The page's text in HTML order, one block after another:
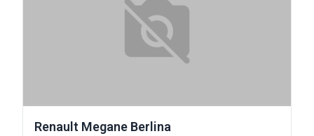
Renault Megane Berlina